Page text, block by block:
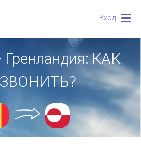
Вход
Гренландия: КАК